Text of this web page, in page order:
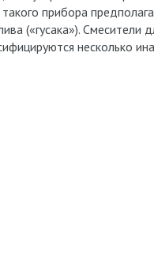
прибора
(«гусака»). Смесители
несколько